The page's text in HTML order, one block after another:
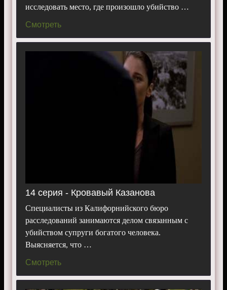
исследовать место, где произошло убийство …
Смотреть
14 серия - Кровавый Казанова
Специалисты из Калифорнийского бюро
расследований занимаются делом связанным с
убийством супруги богатого человека.
Выясняется, что …
Смотреть